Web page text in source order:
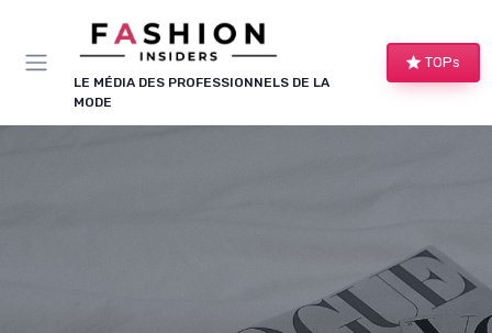
LE MÉDIA DES PROFESSIONNELS DE LA
MODE
TOPs